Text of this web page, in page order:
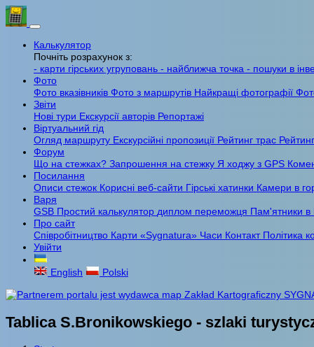
Калькулятор
Почніть розрахунок з:
- карти гірських угруповань - найближча точка - пошуки в
Фото
Фото вказівників Фото з маршрутів Найкращі фотографії
Звіти
Нові тури Екскурсії авторів Репортажі
Віртуальний гід
Огляд маршруту Екскурсійні пропозиції Рейтинг трас
Форум
Що на стежках? Запрошення на стежку Я ходжу з GPS
Посилання
Описи стежок Корисні веб-сайти Гірські хатинки Камери в
Варя
GSB Простий калькулятор диплом переможця Пам'ятники в
Про сайт
Співробітництво Карти «Sygnatura» Часи Контакт Політика
Увійти
English Polski
Tablica S.Bronikowskiego - szlaki